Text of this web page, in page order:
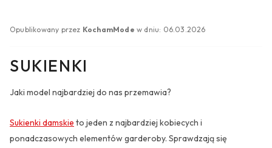
Opublikowany przez KochamMode w dniu: 06.03.2026
SUKIENKI
Jaki model najbardziej do nas przemawia?
Sukienki damskie to jeden z najbardziej kobiecych i
ponadczasowych elementów garderoby. Sprawdzają się